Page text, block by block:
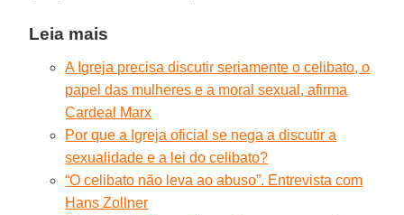
Leia mais
A Igreja precisa discutir seriamente o celibato, o
papel das mulheres e a moral sexual, afirma
Cardeal Marx
Por que a Igreja oficial se nega a discutir a
sexualidade e a lei do celibato?
“O celibato não leva ao abuso”. Entrevista com
Hans Zollner